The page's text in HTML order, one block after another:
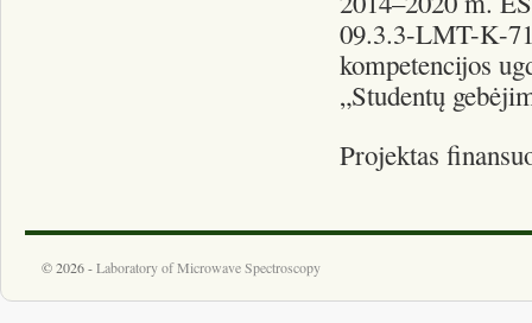
09.3.3-LMT-K-
kompetencijos
„Studentų
Projektas
© 2026 -Laboratory of Microwave Spectroscopy